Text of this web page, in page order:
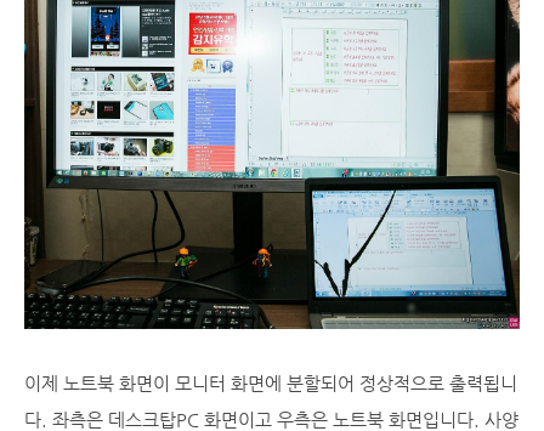
이제 노트북 화면이 모니터 화면에 분할되어 정상적으로 출력됩니
다. 좌측은 데스크탑PC 화면이고 우측은 노트북 화면입니다. 사양